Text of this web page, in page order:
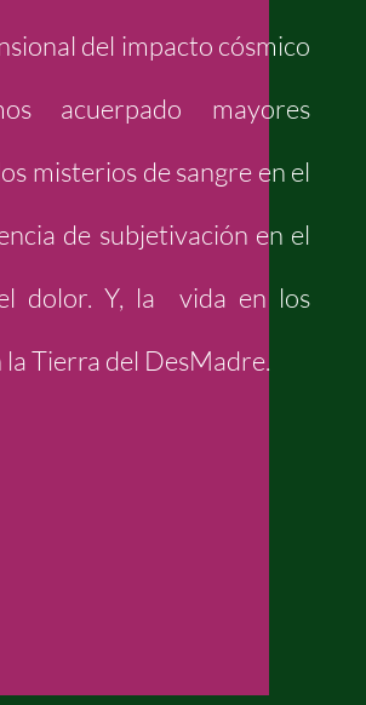
del impacto cósmico
acuerpado mayores
misterios de sangre en el
de subjetivación en el
dolor. Y, la vida en los
Tierra del DesMadre.